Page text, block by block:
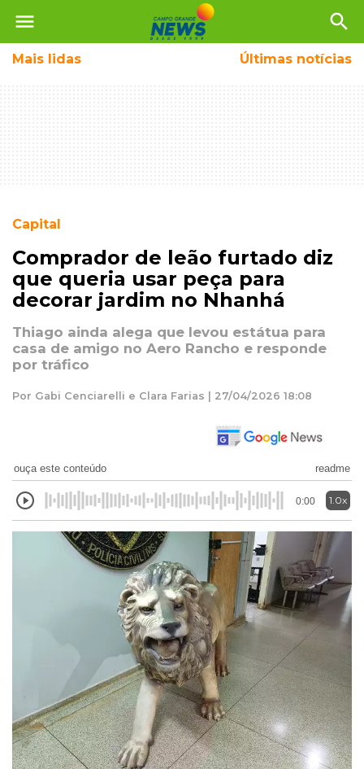
menu search
Mais lidas Últimas notícias
Capital
Comprador de leão furtado diz
que queria usar peça para
decorar jardim no Nhanhá
Thiago ainda alega que levou estátua para
casa de amigo no Aero Rancho e responde
por tráfico
Por Gabi Cenciarelli e Clara Farias | 27/04/2026 18:08
ouça este conteúdo readme
0:00 1.0x